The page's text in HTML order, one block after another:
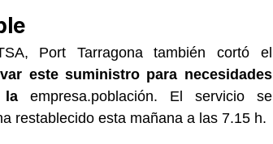
Port Tarragona también cortó el
este suministro para necesidades
la empresa.población. El servicio se
restablecido esta mañana a las 7.15 h.